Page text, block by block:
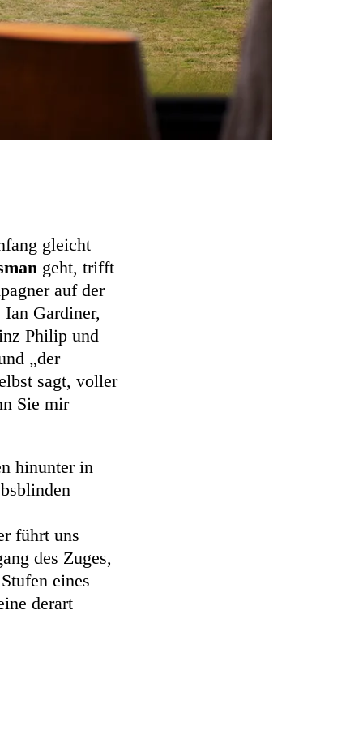
gleicht
geht, trifft
auf der
Gardiner,
Philip und
„der
sagt, voller
Sie mir
hinunter in
führt uns
des Zuges,
eines
derart